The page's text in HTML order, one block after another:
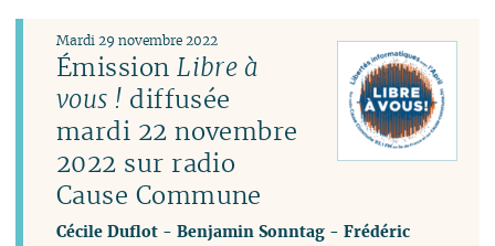
ÉmissionLibre à
vous ! diffusée
mardi 22 novembre
2022 sur radio
Cause Commune
Mardi 29 novembre 2022
Cécile Duflot -Benjamin Sonntag -Frédéric